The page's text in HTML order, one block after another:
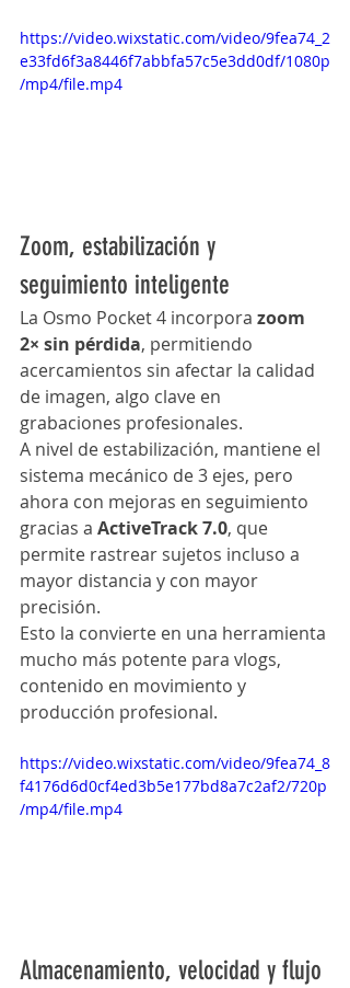
https://video.wixstatic.com/video/9fea74_2
e33fd6f3a8446f7abbfa57c5e3dd0df/1080p
/mp4/file.mp4
Zoom, estabilización y
seguimiento inteligente
La Osmo Pocket 4 incorpora zoom
2× sin pérdida, permitiendo
acercamientos sin afectar la calidad
de imagen, algo clave en
grabaciones profesionales.
A nivel de estabilización, mantiene el
sistema mecánico de 3 ejes, pero
ahora con mejoras en seguimiento
gracias a ActiveTrack 7.0, que
permite rastrear sujetos incluso a
mayor distancia y con mayor
precisión.
Esto la convierte en una herramienta
mucho más potente para vlogs,
contenido en movimiento y
producción profesional.
https://video.wixstatic.com/video/9fea74_8
f4176d6d0cf4ed3b5e177bd8a7c2af2/720p
/mp4/file.mp4
Almacenamiento, velocidad y flujo